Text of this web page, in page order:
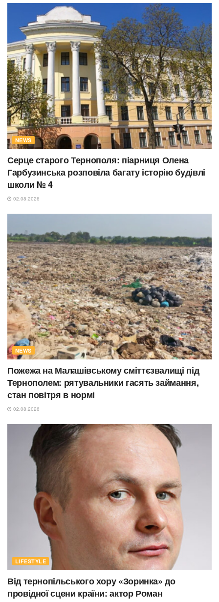
NEWS
Серце старого Тернополя: піарниця Олена
Гарбузинська розповіла багату історію будівлі
школи № 4
02.08.2026
NEWS
Пожежа на Малашівському сміттєзвалищі під
Тернополем: рятувальники гасять займання,
стан повітря в нормі
02.08.2026
LIFESTYLE
Від тернопільського хору «Зоринка» до
провідної сцени країни: актор Роман